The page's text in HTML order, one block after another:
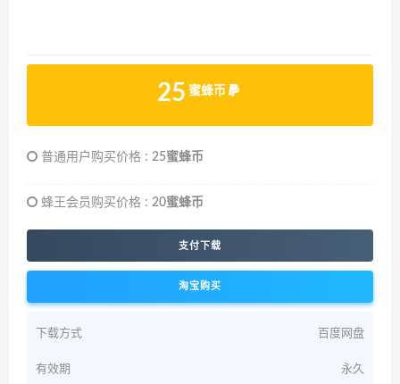
25 蜜蜂币
普通用户购买价格 : 25蜜蜂币
蜂王会员购买价格 : 20蜜蜂币
支付下载
淘宝购买
下载方式 百度网盘
有效期 永久